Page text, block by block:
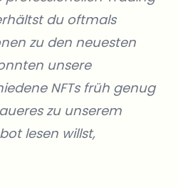
du oftmals
zu den neuesten
unsere
NFTs früh genug
zu unserem
lesen willst,